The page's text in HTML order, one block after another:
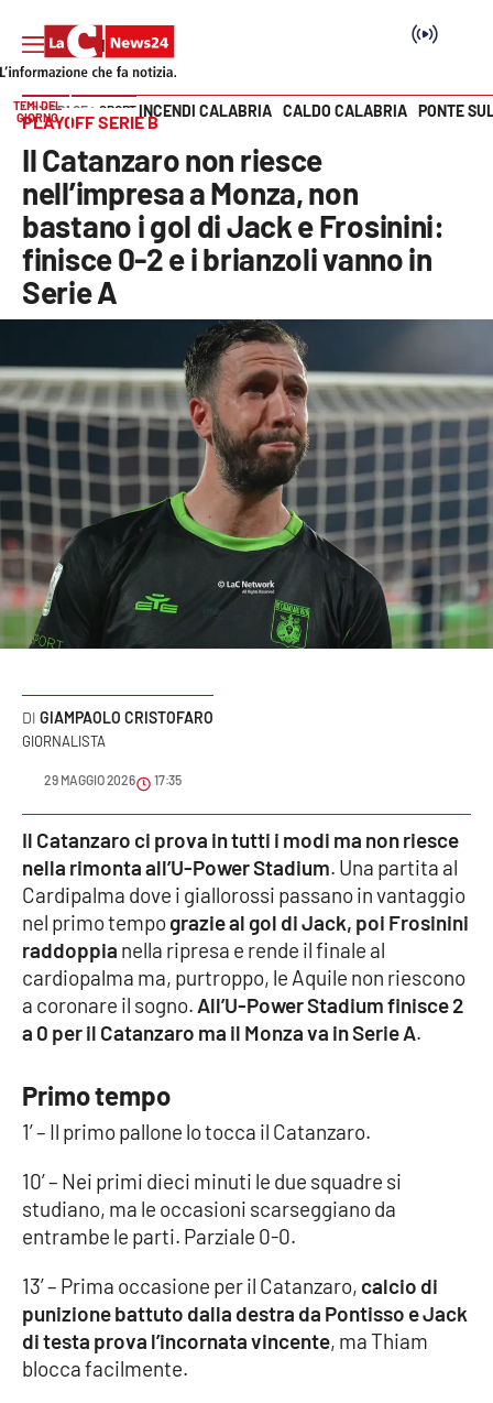
SEZIONI
Cronaca
Politica
Economia e lavoro
Italia Mondo
Sanità
Sport
Cultura
Meteo
Editoriali
VIDEO
Ambiente
Cronaca
Cultura
Economia e Lavoro
Politica
Sanità
Sport
Vai
TEMI DEL
GIORNO
INCENDI CALABRIA CALDO CALABRIA PONTE
HOME PAGE SPORT
PLAYOFF SERIE B
Il Catanzaro non riesce
nell’impresa a Monza, non
bastano i gol di Jack e Frosinini:
finisce 0-2 e i brianzoli vanno in
Serie A
GIAMPAOLO CRISTOFARO
GIORNALISTA
29 MAGGIO 2026 17:35
Il Catanzaro ci prova in tutti i modi ma non riesce
nella rimonta all’U-Power Stadium. Una partita al
Cardipalma dove i giallorossi passano in vantaggio
nel primo tempograzie al gol di Jack, poi Frosinini
raddoppia nella ripresa e rende il finale al
cardiopalma ma, purtroppo, le Aquile non riescono
a coronare il sogno. All’U-Power Stadium finisce 2
a 0 per il Catanzaro ma il Monza va in Serie A.
Primo tempo
1’ – Il primo pallone lo tocca il Catanzaro.
10’ – Nei primi dieci minuti le due squadre si
studiano, ma le occasioni scarseggiano da
entrambe le parti. Parziale 0-0.
13’ – Prima occasione per il Catanzaro, calcio di
punizione battuto dalla destra da Pontisso e Jack
di testa prova l’incornata vincente, ma Thiam
blocca facilmente.